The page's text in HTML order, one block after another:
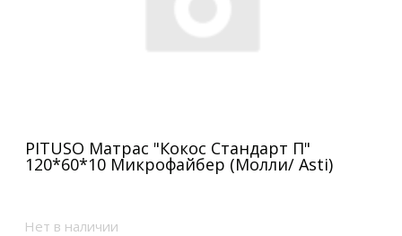
PITUSO Матрас "Кокос Стандарт П"
120*60*10 Микрофайбер (Молли/ Asti)
Нет в наличии